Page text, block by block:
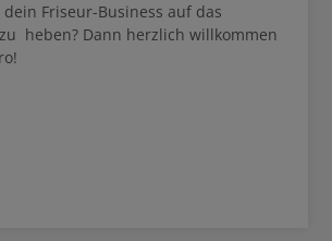
Friseur-Business auf das
heben? Dann herzlich willkommen